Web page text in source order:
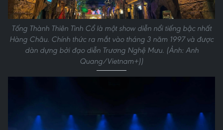
Tống Thành Thiên Tình Cổ là một show diễn nổi tiếng bậc nhất
Hàng Châu. Chính thức ra mắt vào tháng 3 năm 1997 và được
dàn dựng bởi đạo diễn Trương Nghệ Mưu. (Ảnh: Anh
Quang/Vietnam+))